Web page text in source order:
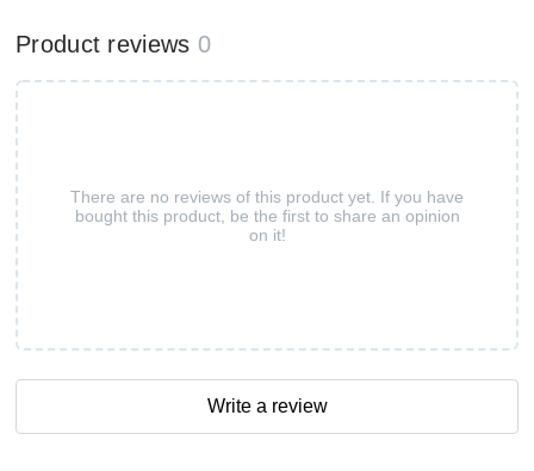
Product reviews 0
There are no reviews of this product yet. If you have
bought this product, be the first to share an opinion
on it!
Write a review